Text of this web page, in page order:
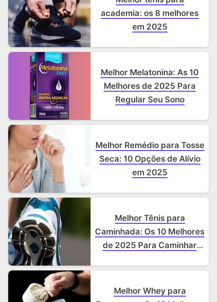
academia: os 8 melhores
em 2025
Melhor Melatonina: As 10
Melhores de 2025 Para
Regular Seu Sono
Melhor Remédio para Tosse
Seca: 10 Opções de Alívio
em 2025
Melhor Tênis para
Caminhada: Os 10 Melhores
de 2025 Para Caminhar
Melhor Whey para